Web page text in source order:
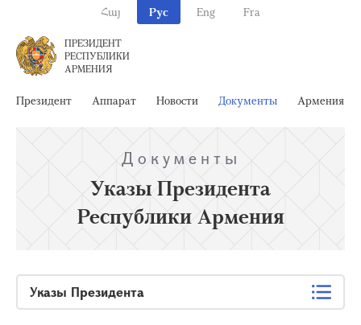
Հայ Рус Eng Fra
ПРЕЗИДЕНТ
РЕСПУБЛИКИ
АРМЕНИЯ
Президент Аппарат Новости Документы Армения
Документы
Указы Президента
Республики Армения
Указы Президента